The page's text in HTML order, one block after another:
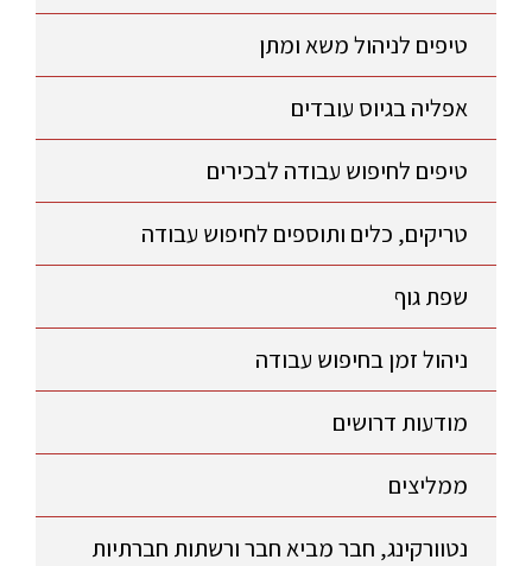
טיפים לניהול משא ומתן
אפליה בגיוס עובדים
טיפים לחיפוש עבודה לבכירים
טריקים, כלים ותוספים לחיפוש עבודה
שפת גוף
ניהול זמן בחיפוש עבודה
מודעות דרושים
ממליצים
נטוורקינג, חבר מביא חבר ורשתות חברתיות